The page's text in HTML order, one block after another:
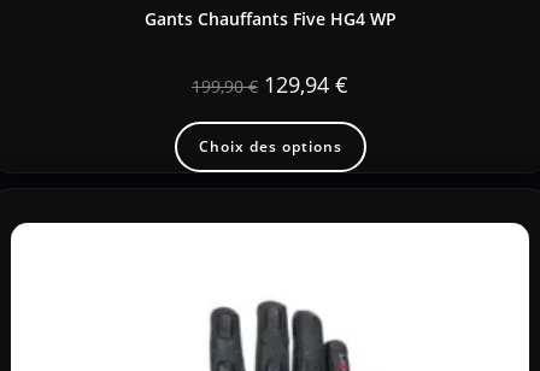
Gants Chauffants Five HG4 WP
199,90€ 129,94 €
Choix des options